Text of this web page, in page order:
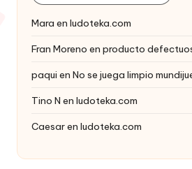
Mara en ludoteka.com
Fran Moreno en producto
paqui en No se juega limpio
Tino N en ludoteka.com
Caesaren ludoteka.com